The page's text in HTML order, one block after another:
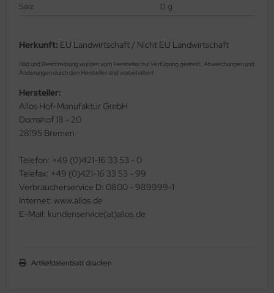
Salz
1,1 g
Herkunft: EU Landwirtschaft / Nicht EU Landwirtschaft
Bild und Beschreibung wurden vom Hersteller zur Verfügung gestellt. Abweichungen und
Änderungen durch den Hersteller sind vorbehalten!
Hersteller:
Allos Hof-Manufaktur GmbH
Domshof 18 - 20
28195 Bremen
Telefon: +49 (0)421-16 33 53 - 0
Telefax: +49 (0)421-16 33 53 - 99
Verbraucherservice D: 0800 - 989999-1
Internet: www.allos.de
E-Mail: kundenservice(at)allos.de
Artikeldatenblatt drucken